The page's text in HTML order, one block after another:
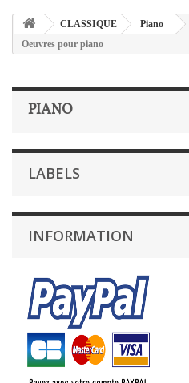
CLASSIQUE Piano
Oeuvres pour piano
PIANO
LABELS
INFORMATION